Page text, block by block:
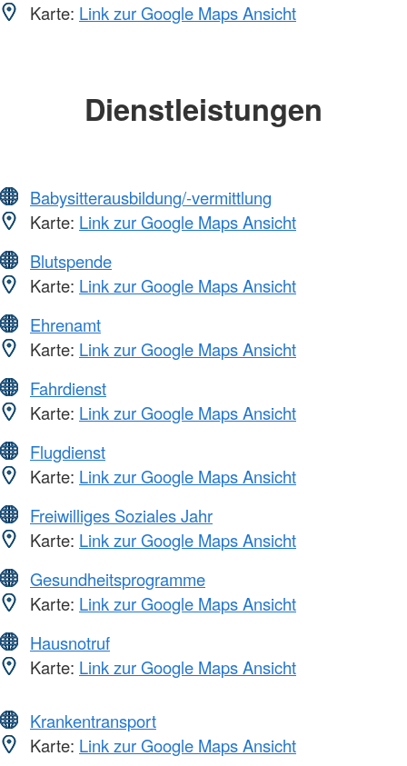
Karte: Link zur Google Maps Ansicht
Dienstleistungen
Babysitterausbildung/-vermittlung
Karte: Link zur Google Maps Ansicht
Blutspende
Karte: Link zur Google Maps Ansicht
Ehrenamt
Karte: Link zur Google Maps Ansicht
Fahrdienst
Karte: Link zur Google Maps Ansicht
Flugdienst
Karte: Link zur Google Maps Ansicht
Freiwilliges Soziales Jahr
Karte: Link zur Google Maps Ansicht
Gesundheitsprogramme
Karte: Link zur Google Maps Ansicht
Hausnotruf
Karte: Link zur Google Maps Ansicht
Krankentransport
Karte: Link zur Google Maps Ansicht